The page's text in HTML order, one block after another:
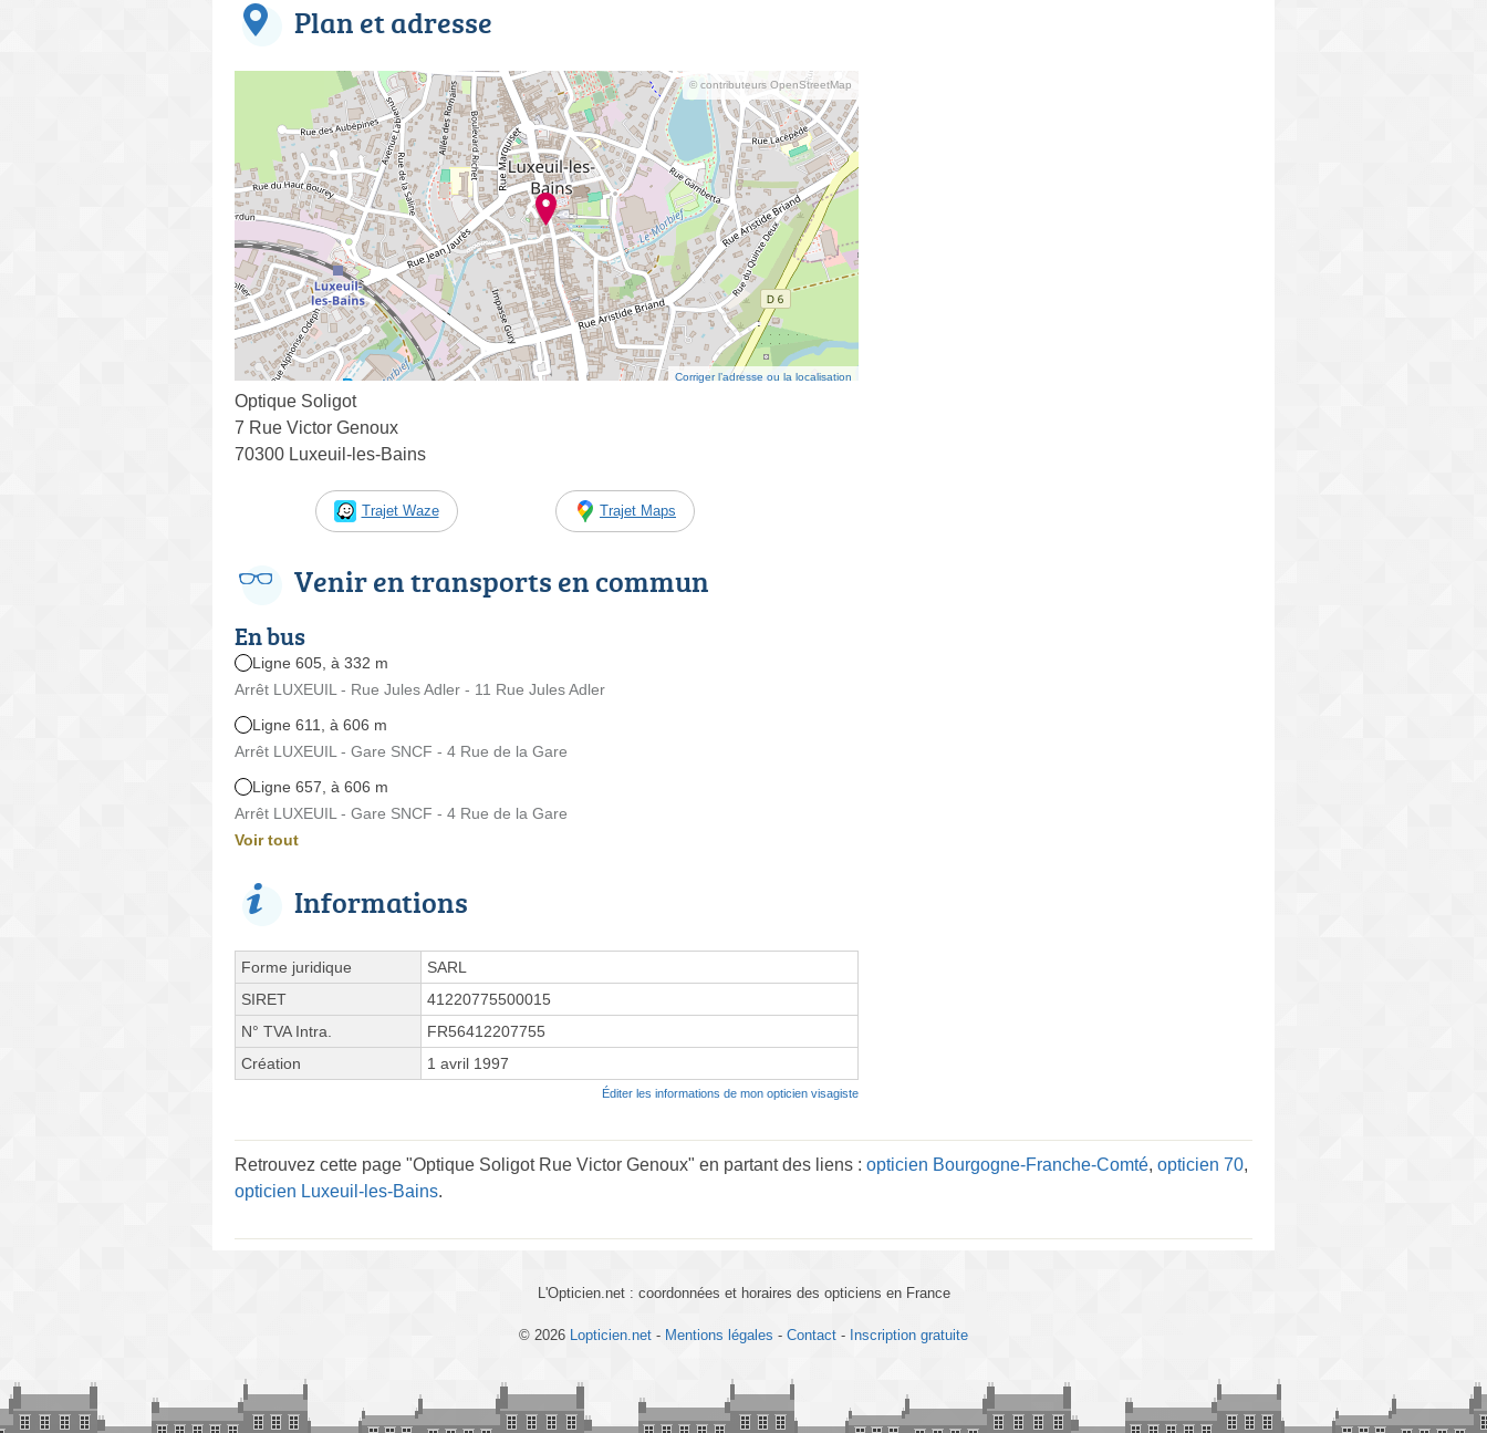
Plan et adresse
© contributeurs OpenStreetMap
Corriger l’adresse ou la localisation
Optique Soligot
7 Rue Victor Genoux
70300 Luxeuil-les-Bains
Trajet Waze Trajet Maps
Venir en transports en commun
En bus
Ligne 605, à 332 m
Arrêt LUXEUIL - Rue Jules Adler - 11 Rue Jules Adler
Ligne 611, à 606 m
Arrêt LUXEUIL - Gare SNCF - 4 Rue de la Gare
Ligne 657, à 606 m
Arrêt LUXEUIL - Gare SNCF - 4 Rue de la Gare
Voir tout
Informations
Forme juridique
SARL
SIRET
41220775500015
N° TVA Intra.
FR56412207755
Création
1 avril 1997
Éditer les informations de mon opticien visagiste
Retrouvez cette page "Optique Soligot Rue Victor Genoux" en partant des liens : opticien Bourgogne-Franche-Comté, opticien 70,
opticien Luxeuil-les-Bains.
L'Opticien.net : coordonnées et horaires des opticiens en France
© 2026 Lopticien.net - Mentions légales - Contact - Inscription gratuite